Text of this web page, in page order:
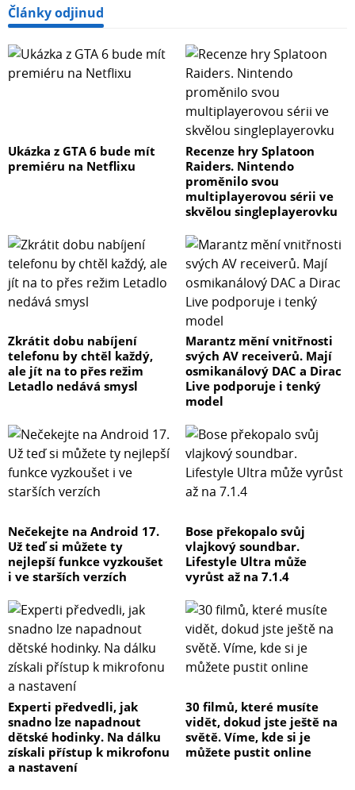
Články odjinud
Ukázka z GTA 6 bude mít
premiéru na Netflixu
Recenze hry Splatoon
Raiders. Nintendo
proměnilo svou
multiplayerovou sérii ve
skvělou singleplayerovku
Zkrátit dobu nabíjení
telefonu by chtěl každý,
ale jít na to přes režim
Letadlo nedává smysl
Marantz mění vnitřnosti
svých AV receiverů. Mají
osmikanálový DAC a Dirac
Live podporuje i tenký
model
Nečekejte na Android 17.
Už teď si můžete ty
nejlepší funkce vyzkoušet
i ve starších verzích
Bose překopalo svůj
vlajkový soundbar.
Lifestyle Ultra může
vyrůst až na 7.1.4
Experti předvedli, jak
snadno lze napadnout
dětské hodinky. Na dálku
získali přístup k mikrofonu
a nastavení
30 filmů, které musíte
vidět, dokud jste ještě na
světě. Víme, kde si je
můžete pustit online